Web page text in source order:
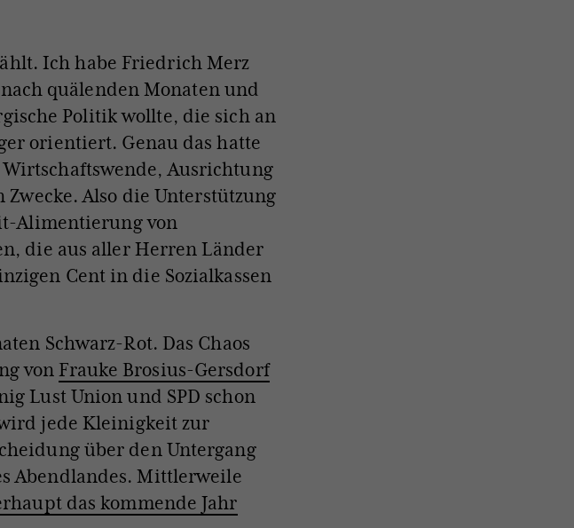
Ich habe Friedrich Merz
quälenden Monaten und
Politik wollte, die sich an
orientiert. Genau das hatte
Ausrichtung
Zwecke. Also die Unterstützung
Alimentierung von
die aus aller Herren Länder
Cent in die Sozialkassen
Schwarz-Rot. Das Chaos
vonFrauke Brosius-Gersdorf
Lust Union und SPD schon
jede Kleinigkeit zur
über den Untergang
Abendlandes. Mittlerweile
das kommende Jahr